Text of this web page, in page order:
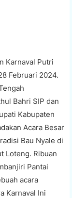
Karnaval Putri
Februari 2024.
Bahri SIP dan
Kabupaten
Acara Besar
Bau Nyale di
Loteng. Ribuan
Pantai
acara
Karnaval Ini